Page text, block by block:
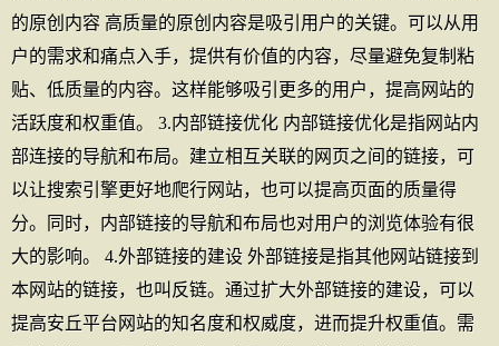
的原创内容 高质量的原创内容是吸引用户的关键。可以从用
户的需求和痛点入手，提供有价值的内容，尽量避免复制粘
贴、低质量的内容。这样能够吸引更多的用户，提高网站的
活跃度和权重值。 3.内部链接优化 内部链接优化是指网站内
部连接的导航和布局。建立相互关联的网页之间的链接，可
以让搜索引擎更好地爬行网站，也可以提高页面的质量得
分。同时，内部链接的导航和布局也对用户的浏览体验有很
大的影响。 4.外部链接的建设 外部链接是指其他网站链接到
本网站的链接，也叫反链。通过扩大外部链接的建设，可以
提高安丘平台网站的知名度和权威度，进而提升权重值。需